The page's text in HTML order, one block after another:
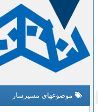
موضوعهای مسیرساز